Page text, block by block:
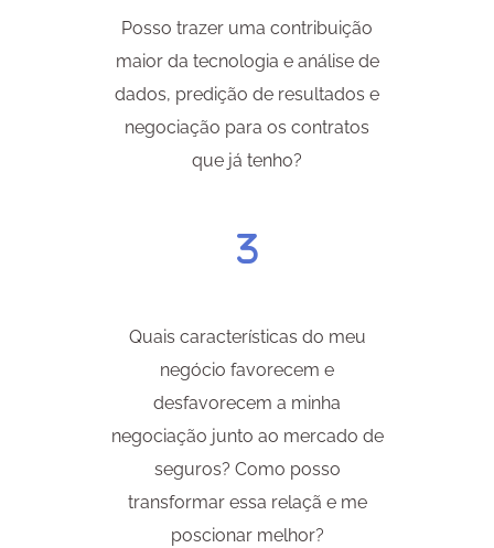
Posso trazer uma contribuição
maior da tecnologia e análise de
dados, predição de resultados e
negociação para os contratos
que já tenho?
Quais características do meu
negócio favorecem e
desfavorecem a minha
negociação junto ao mercado de
seguros? Como posso
transformar essa relaçã e me
poscionar melhor?